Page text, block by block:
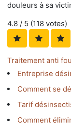
douleurs à sa
4.8 / 5 (118 votes)
Traitement anti
Entreprise
Comment se
Tarif
Comment